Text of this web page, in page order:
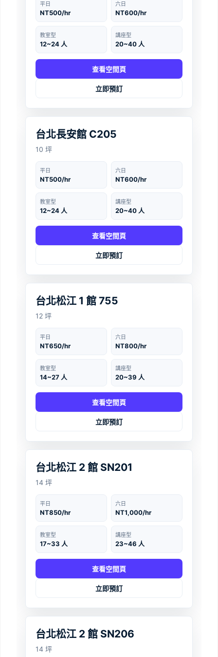
平日
NT500/hr
六日
NT600/hr
教室型
12~24 人
講座型
20~40 人
查看空間頁
立即預訂
‹ ›
台北長安館 C205
10 坪
平日
NT500/hr
六日
NT600/hr
教室型
12~24 人
講座型
20~40 人
查看空間頁
立即預訂
‹ ›
台北松江 1 館 755
12 坪
平日
NT650/hr
六日
NT800/hr
教室型
14~27 人
講座型
20~39 人
查看空間頁
立即預訂
‹ ›
台北松江 2 館 SN201
14 坪
平日
NT850/hr
六日
NT1,000/hr
教室型
17~33 人
講座型
23~46 人
查看空間頁
立即預訂
‹ ›
台北松江 2 館 SN206
14 坪